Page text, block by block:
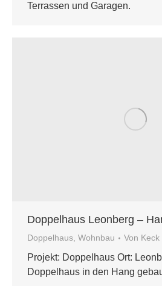
Terrassen und Garagen.
Doppelhaus Leonberg –
Doppelhaus, Wohnbau Von Keck
Projekt: Doppelhaus Ort:
Doppelhaus in den Hang